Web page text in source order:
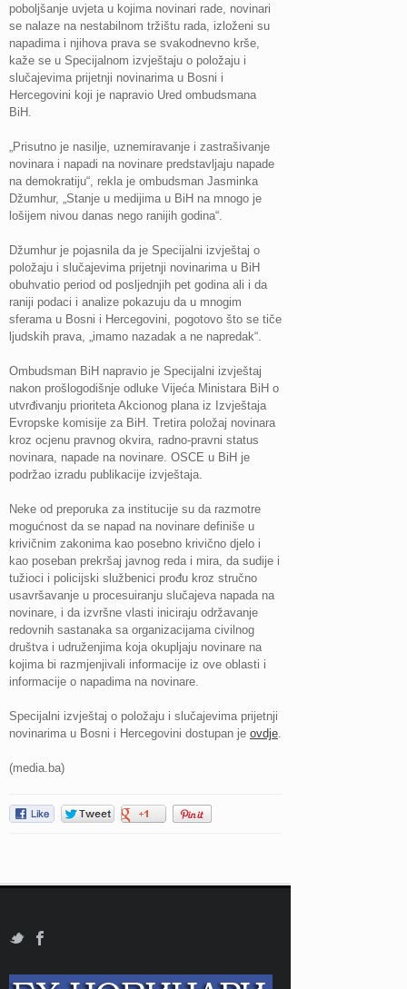
poboljšanje uvjeta u kojima novinari rade, novinari
se nalaze na nestabilnom tržištu rada, izloženi su
napadima i njihova prava se svakodnevno krše,
kaže se u Specijalnom izvještaju o položaju i
slučajevima prijetnji novinarima u Bosni i
Hercegovini koji je napravio Ured ombudsmana
BiH.
„Prisutno je nasilje, uznemiravanje i zastrašivanje
novinara i napadi na novinare predstavljaju napade
na demokratiju“, rekla je ombudsman Jasminka
Džumhur, „Stanje u medijima u BiH na mnogo je
lošijem nivou danas nego ranijih godina“.
Džumhur je pojasnila da je Specijalni izvještaj o
položaju i slučajevima prijetnji novinarima u BiH
obuhvatio period od posljednjih pet godina ali i da
raniji podaci i analize pokazuju da u mnogim
sferama u Bosni i Hercegovini, pogotovo što se tiče
ljudskih prava, „imamo nazadak a ne napredak“.
Ombudsman BiH napravio je Specijalni izvještaj
nakon prošlogodišnje odluke Vijeća Ministara BiH o
utvrđivanju prioriteta Akcionog plana iz Izvještaja
Evropske komisije za BiH. Tretira položaj novinara
kroz ocjenu pravnog okvira, radno-pravni status
novinara, napade na novinare. OSCE u BiH je
podržao izradu publikacije izvještaja.
Neke od preporuka za institucije su da razmotre
mogućnost da se napad na novinare definiše u
krivičnim zakonima kao posebno krivično djelo i
kao poseban prekršaj javnog reda i mira, da sudije i
tužioci i policijski službenici prođu kroz stručno
usavršavanje u procesuiranju slučajeva napada na
novinare, i da izvršne vlasti iniciraju održavanje
redovnih sastanaka sa organizacijama civilnog
društva i udruženjima koja okupljaju novinare na
kojima bi razmjenjivali informacije iz ove oblasti i
informacije o napadima na novinare.
Specijalni izvještaj o položaju i slučajevima prijetnji
novinarima u Bosni i Hercegovini dostupan je ovdje
(media.ba)